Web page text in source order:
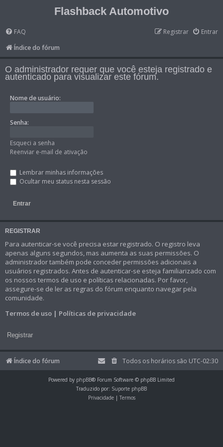
Flashback Automotivo
FAQ Entrar
Registrar
Índice do fórum
O administrador requer que você esteja registrado e
autenticado para visualizar este fórum.
Nome de usuário:
Senha:
Esqueci a senha
Reenviar e-mail de ativação
Lembrar minhas informações
Ocultar meu status nesta sessão
REGISTRAR
Para autenticar-se você precisa estar registrado. O registro leva
apenas alguns segundos, mas aumenta as suas permissões. O
administrador também pode conceder permissões adicionais a
usuários registrados. Antes de autenticar-se esteja familiarizado com
os nossos termos de uso e políticas relacionadas. Por favor,
assegure-se de ler as regras do fórum enquanto navegar pela
comunidade.
Termos de uso | Políticas de privacidade
Registrar
Índice do fórum Todos os horários são UTC-02:30
Powered by phpBB® Forum Software © phpBB Limited
Traduzido por: Suporte phpBB
Privacidade| Termos